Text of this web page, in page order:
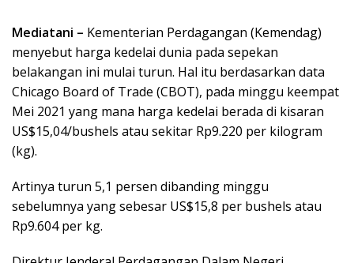
Mediatani – Kementerian Perdagangan (Kemendag)
menyebut harga kedelai dunia pada sepekan
belakangan ini mulai turun. Hal itu berdasarkan data
Chicago Board of Trade (CBOT), pada minggu keempat
Mei 2021 yang mana harga kedelai berada di kisaran
US$15,04/bushels atau sekitar Rp9.220 per kilogram
(kg).
Artinya turun 5,1 persen dibanding minggu
sebelumnya yang sebesar US$15,8 per bushels atau
Rp9.604 per kg.